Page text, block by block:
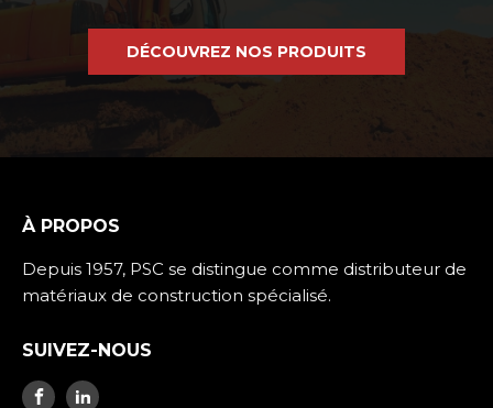
DÉCOUVREZ NOS PRODUITS
À PROPOS
Depuis 1957, PSC se distingue comme distributeur de
matériaux de construction spécialisé.
SUIVEZ-NOUS